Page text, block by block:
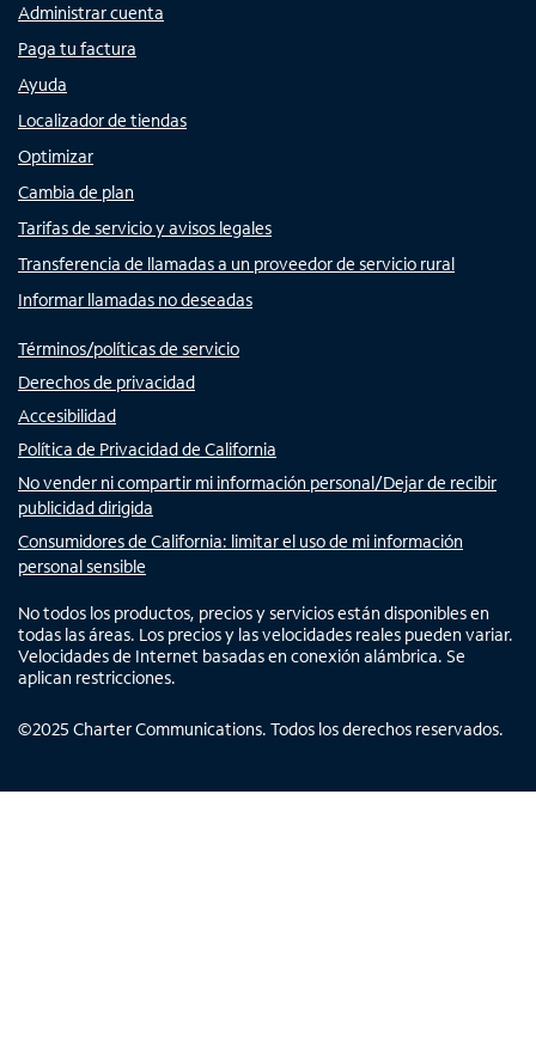
Administrar cuenta
Paga tu factura
Ayuda
Localizador de tiendas
Optimizar
Cambia de plan
Tarifas de servicio y avisos legales
Transferencia de llamadas a un proveedor de servicio rural
Informar llamadas no deseadas
Términos/políticas de servicio
Derechos de privacidad
Accesibilidad
Política de Privacidad de California
No vender ni compartir mi información personal/Dejar de recibir
publicidad dirigida
Consumidores de California: limitar el uso de mi información
personal sensible
No todos los productos, precios y servicios están disponibles en
todas las áreas. Los precios y las velocidades reales pueden variar.
Velocidades de Internet basadas en conexión alámbrica. Se
aplican restricciones.
©2025 Charter Communications. Todos los derechos reservados.